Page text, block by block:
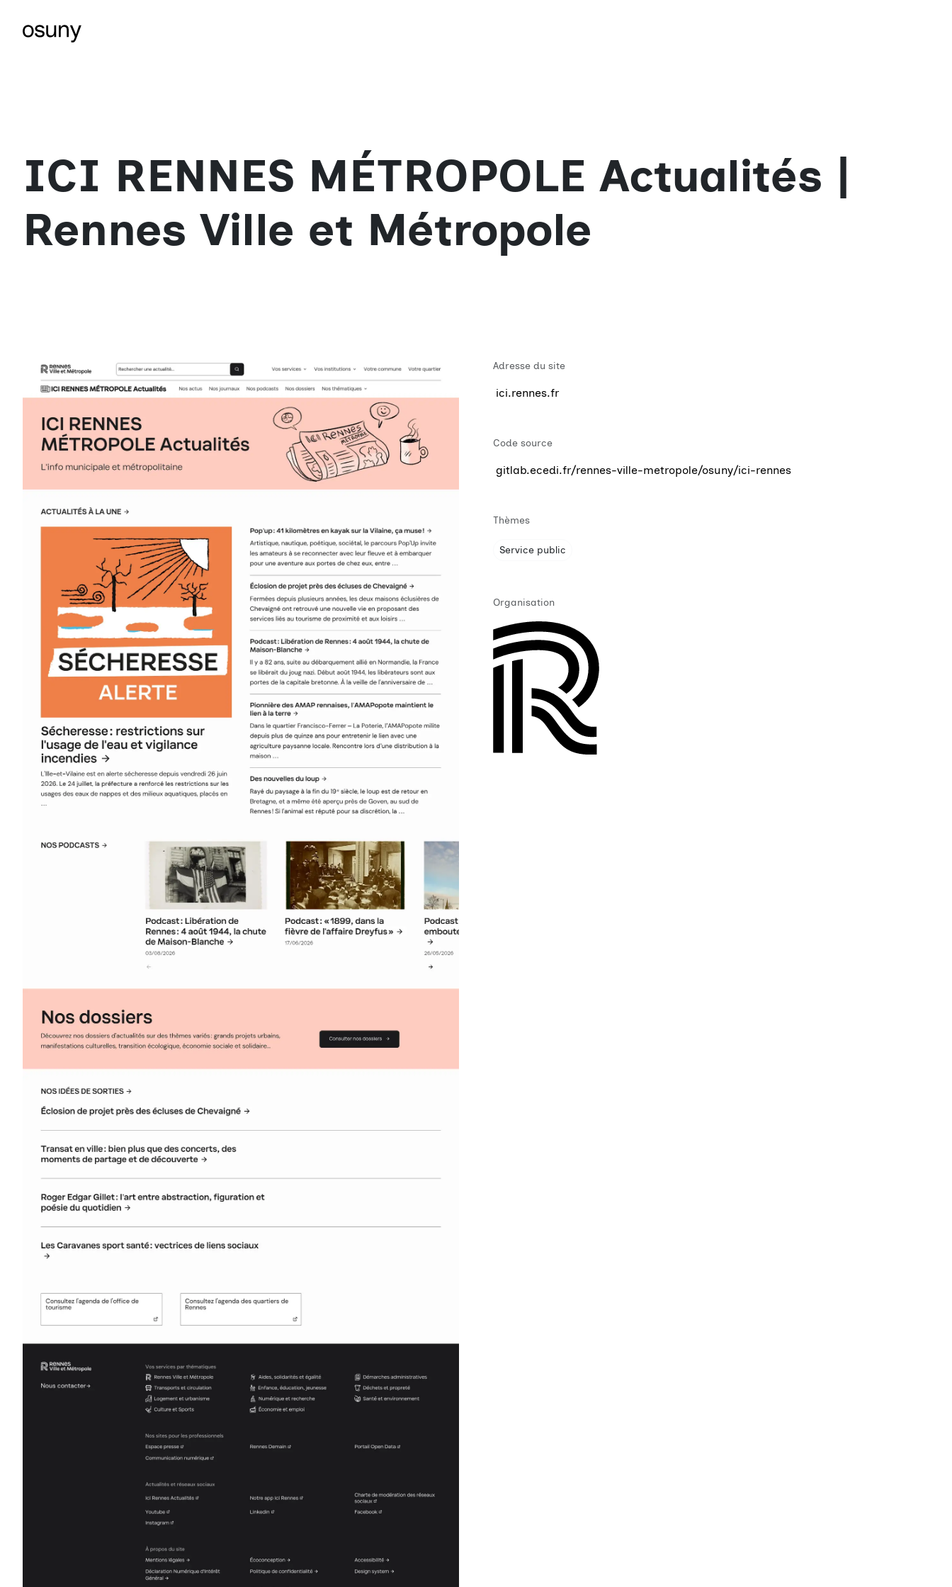
ICI RENNES MÉTROPOLE Actualités |
Rennes Ville et Métropole
Adresse du site
ici.rennes.fr
Code source
gitlab.ecedi.fr/rennes-ville-metropole/osuny/ici-rennes
Thèmes
Service public
Organisation